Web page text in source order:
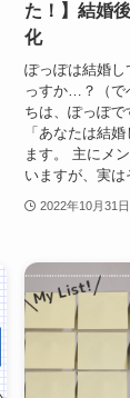
た！】結婚
化
ぽっぽは結婚
っすか…？（で
ちは、ぽっぽ
「あなたは結
ます。 主にメ
いますが、実は
2022年10月31日